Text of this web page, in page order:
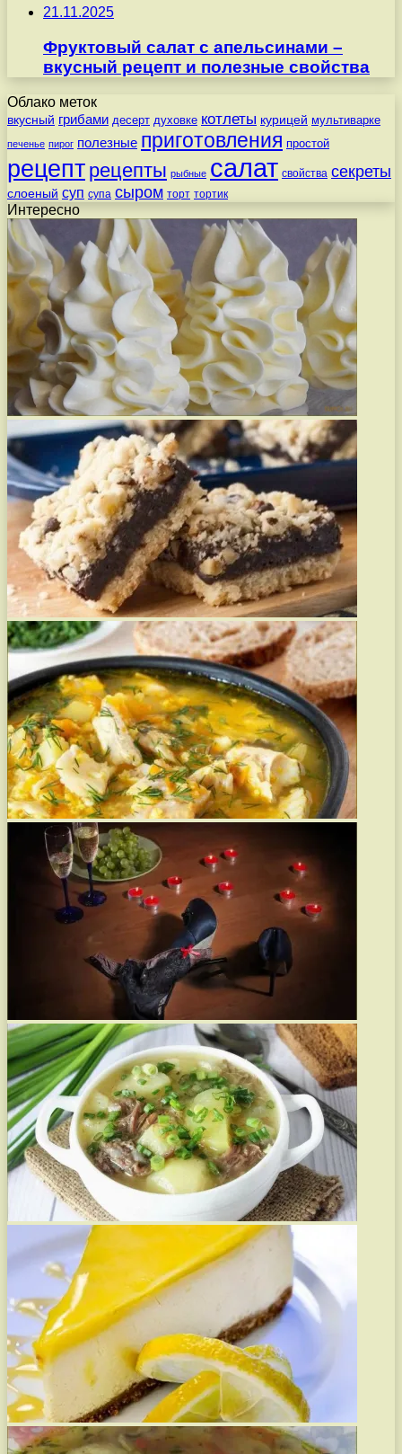
21.11.2025
Фруктовый салат с апельсинами –
вкусный рецепт и полезные свойства
Облако меток
вкусный грибами десерт духовке котлеты курицей мультиварке
печенье пирог полезные приготовления простой
рецепт рецепты рыбные салат свойства секреты
слоеный суп супа сыром торт тортик
Интересно